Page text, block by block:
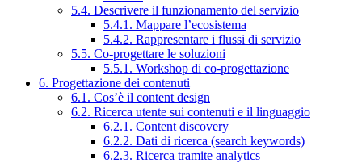
5.4. Descrivere il funzionamento del servizio
5.4.1. Mappare l’ecosistema
5.4.2. Rappresentare i flussi di servizio
5.5. Co-progettare le soluzioni
5.5.1. Workshop di co-progettazione
6. Progettazione dei contenuti
6.1. Cos’è il content design
6.2. Ricerca utente sui contenuti e il linguaggio
6.2.1. Content discovery
6.2.2. Dati di ricerca (search keywords)
6.2.3. Ricerca tramite analytics